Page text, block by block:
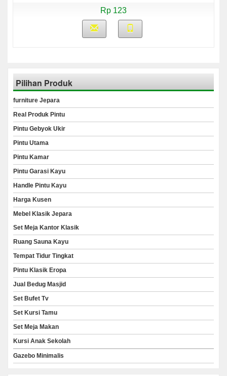
Rp 123
Pilihan Produk
furniture Jepara
Real Produk Pintu
Pintu Gebyok Ukir
Pintu Utama
Pintu Kamar
Pintu Garasi Kayu
Handle Pintu Kayu
Harga Kusen
Mebel Klasik Jepara
Set Meja Kantor Klasik
Ruang Sauna Kayu
Tempat Tidur Tingkat
Pintu Klasik Eropa
Jual Bedug Masjid
Set Bufet Tv
Set Kursi Tamu
Set Meja Makan
Kursi Anak Sekolah
Gazebo Minimalis